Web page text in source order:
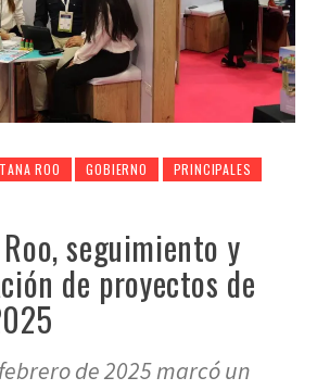
ROO GOBIERNO
PRINCIPALES
seguimiento y
de proyectos de
de 2025 marcó un